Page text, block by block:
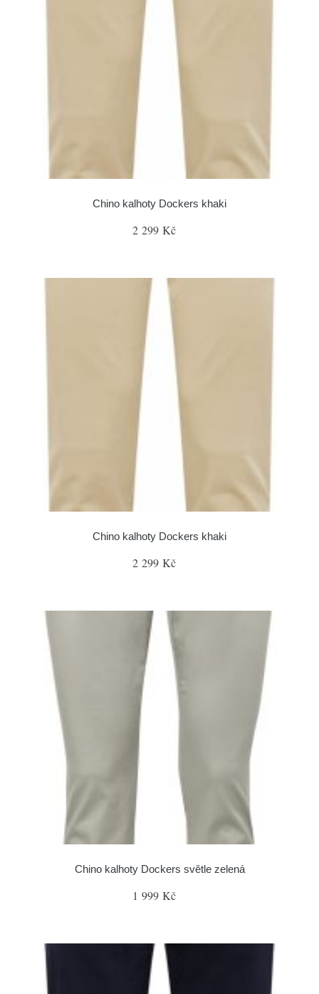
Chino kalhoty Dockers khaki
2 299 Kč
Chino kalhoty Dockers khaki
2 299 Kč
Chino kalhoty Dockers světle zelená
1 999 Kč